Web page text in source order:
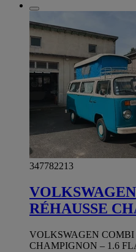
347782213
RÉHAUSSE
VOLKSWAGEN COMBI
CHAMPIGNON – 1.6